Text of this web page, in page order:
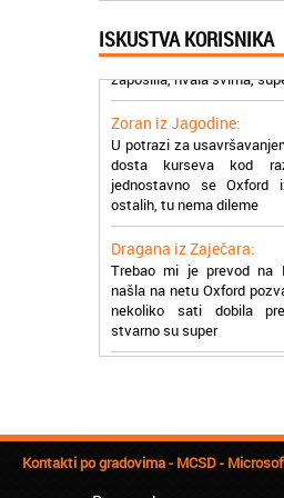
ISKUSTVA KORISNIKA
Milica iz Beograda:
Zahvaljujuću
zaposlila, hvala svima,
Zoran iz Jagodine:
U potrazi za
dosta kurseva kod
jednostavno se Oxford
ostalih, tu nema dileme
Dragana iz Zaječara:
Trebao mi je prevod na
našla na netu Oxford
nekoliko sati dobila
stvarno su super
Petar iz Paraćina:
Najbolji
lakoćom sam savladala
Kontakti po gradovima - MCSD -